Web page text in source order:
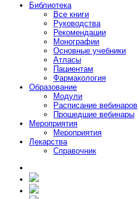
Библиотека
Все книги
Руководства
Рекомендации
Монографии
Основные учебники
Атласы
Пациентам
Фармакология
Образование
Модули
Расписание вебинаров
Прошедшие вебинары
Мероприятия
Мероприятия
Лекарства
Справочник